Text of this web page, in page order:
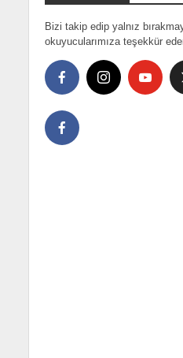
Bizi takip edip yalnız
okuyucularımıza teşekkür